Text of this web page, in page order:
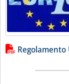
Lista allegati
Regolamento